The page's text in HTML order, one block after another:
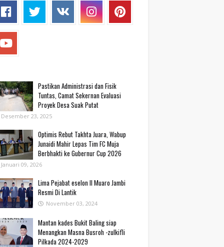
Pastikan Administrasi dan Fisik
Tuntas, Camat Sekernan Evaluasi
Proyek Desa Suak Putat
Desember 23, 2025
Optimis Rebut Takhta Juara, Wabup
Junaidi Mahir Lepas Tim FC Muja
Berbhakti ke Gubernur Cup 2026
Januari 09, 2026
Lima Pejabat eselon II Muaro Jambi
Resmi Di Lantik
November 03, 2024
Mantan kades Bukit Baling siap
Menangkan Masna Busroh -zulkifli
Pilkada 2024-2029